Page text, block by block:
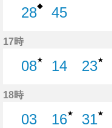
28◆
45
17時
08★
14
23★
18時
03
16★
31★